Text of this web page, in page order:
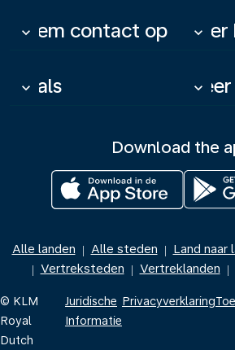
Neem contact op
keyboard_arrow_down keyboard_arrow_down
Deals
keyboard_arrow_down keyboard_arrow_down
Download the
Alle landen | Alle steden | Land naar
| Vertreksteden | Vertreklanden |
© KLM
Royal
Dutch
Juridische
Informatie
Privacyverklaring